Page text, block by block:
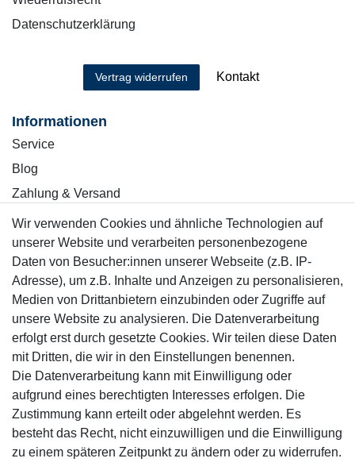
Datenschutzerklärung
Vertrag widerrufen Kontakt
Informationen
Service
Blog
Zahlung & Versand
Sicher einkaufen
Mitglied
Motor-Fit
© Copyright 2026 | Alle Rechte vorbehalten.
Wir verwenden Cookies und ähnliche Technologien auf
unserer Website und verarbeiten personenbezogene
Daten von Besucher:innen unserer Webseite (z.B. IP-
Adresse), um z.B. Inhalte und Anzeigen zu personalisieren,
Medien von Drittanbietern einzubinden oder Zugriffe auf
unsere Website zu analysieren. Die Datenverarbeitung
erfolgt erst durch gesetzte Cookies. Wir teilen diese Daten
mit Dritten, die wir in den Einstellungen benennen.
Die Datenverarbeitung kann mit Einwilligung oder
aufgrund eines berechtigten Interesses erfolgen. Die
Zustimmung kann erteilt oder abgelehnt werden. Es
besteht das Recht, nicht einzuwilligen und die Einwilligung
zu einem späteren Zeitpunkt zu ändern oder zu widerrufen.